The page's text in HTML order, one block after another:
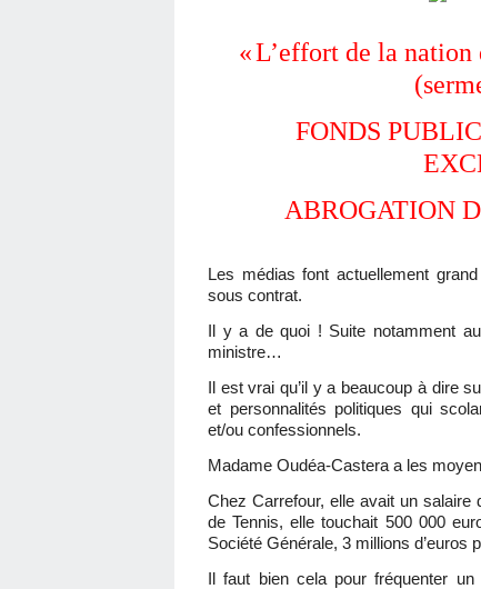
«L’effort de la
FONDS
ABROGATION
Les médias font actuellement
sous contrat.
Il y a de quoi ! Suite notamment
ministre…
Il est vrai qu’il y a beaucoup à dire
et personnalités politiques qui
et/ou confessionnels.
Madame Oudéa-Castera a les
Chez Carrefour, elle avait un salaire
de Tennis, elle touchait 500 000
Société Générale, 3 millions d’euros
Il faut bien cela pour fréquenter